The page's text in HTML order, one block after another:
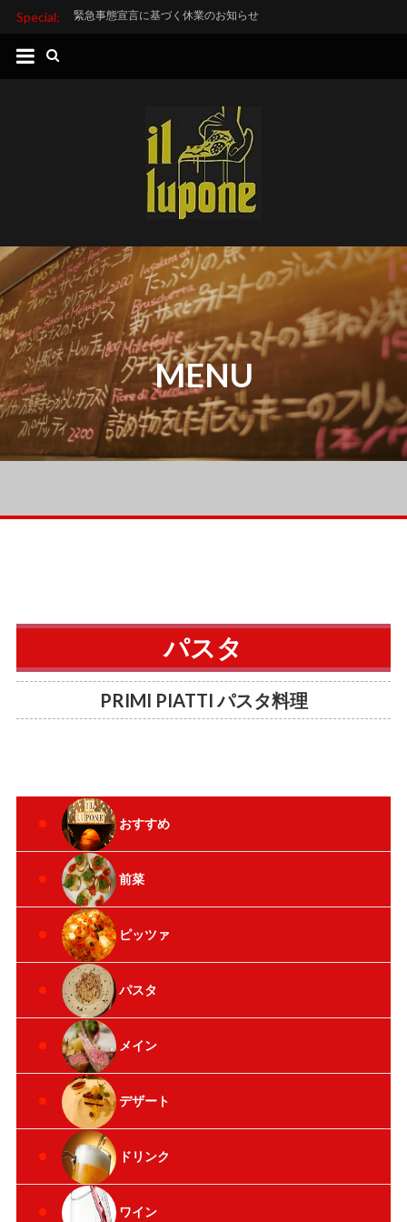
Special: 緊急事態宣言に基づく休業のお知らせ
イ
ル・
ル
ポ
ー
目
黒
の
ピ
ザ・
イ
タ
リ
ア
MENU
パスタ
PRIMI PIATTI パスタ料理
おすすめ
前菜
ピッツァ
パスタ
メイン
デザート
ドリンク
ワイン